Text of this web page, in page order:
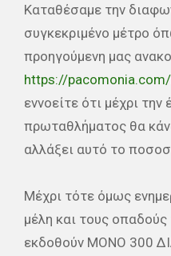
Καταθέσαμε την
συγκεκριμένο μέτρο
προηγούμενη μας
https://
εννοείτε ότι μέχρι την
πρωταθλήματος θα
αλλάξει αυτό το
Μέχρι τότε όμως
μέλη και τους
εκδοθούν ΜΟΝΟ 300